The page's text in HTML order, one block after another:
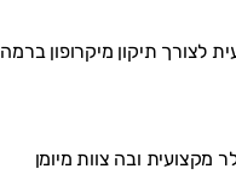
לצורך תיקון מיקרופון ברמה
מקצועית ובה צוות מיומן